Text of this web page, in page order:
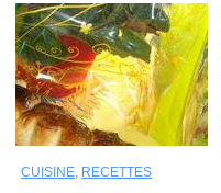
CUISINE, RECETTES